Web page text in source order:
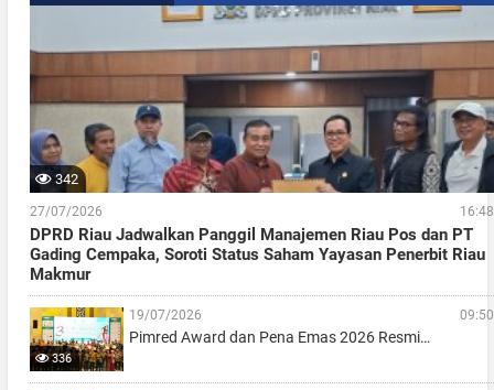
342
27/07/2026 16:48
DPRD Riau Jadwalkan Panggil Manajemen Riau Pos dan PT
Gading Cempaka, Soroti Status Saham Yayasan Penerbit Riau
Makmur
336
19/07/2026 09:50
Pimred Award dan Pena Emas 2026 Resmi…